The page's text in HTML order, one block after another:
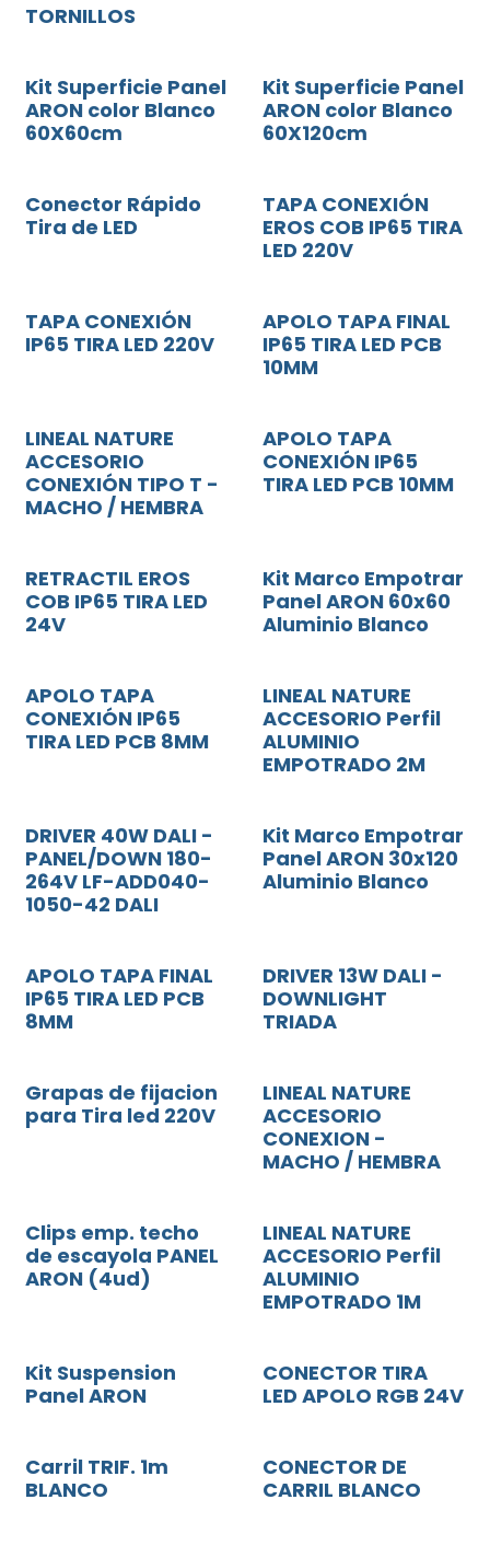
TORNILLOS
Kit Superficie Panel
ARON color Blanco
60X60cm
Kit Superficie Panel
ARON color Blanco
60X120cm
Conector Rápido
Tira de LED
TAPA CONEXIÓN
EROS COB IP65 TIRA
LED 220V
TAPA CONEXIÓN
IP65 TIRA LED 220V
APOLO TAPA FINAL
IP65 TIRA LED PCB
10MM
LINEAL NATURE
ACCESORIO
CONEXIÓN TIPO T -
MACHO / HEMBRA
APOLO TAPA
CONEXIÓN IP65
TIRA LED PCB 10MM
RETRACTIL EROS
COB IP65 TIRA LED
24V
Kit Marco Empotrar
Panel ARON 60x60
Aluminio Blanco
APOLO TAPA
CONEXIÓN IP65
TIRA LED PCB 8MM
LINEAL NATURE
ACCESORIO Perfil
ALUMINIO
EMPOTRADO 2M
DRIVER 40W DALI -
PANEL/DOWN 180-
264V LF-ADD040-
1050-42 DALI
Kit Marco Empotrar
Panel ARON 30x120
Aluminio Blanco
APOLO TAPA FINAL
IP65 TIRA LED PCB
8MM
DRIVER 13W DALI -
DOWNLIGHT
TRIADA
Grapas de fijacion
para Tira led 220V
LINEAL NATURE
ACCESORIO
CONEXION -
MACHO / HEMBRA
Clips emp. techo
de escayola PANEL
ARON (4ud)
LINEAL NATURE
ACCESORIO Perfil
ALUMINIO
EMPOTRADO 1M
Kit Suspension
Panel ARON
CONECTOR TIRA
LED APOLO RGB 24V
Carril TRIF. 1m
BLANCO
CONECTOR DE
CARRIL BLANCO